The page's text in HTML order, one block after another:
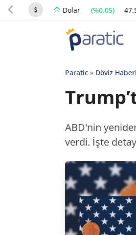
Dolar (%0.05)
Paratic» Döviz
ABD'nin
verdi. İşte